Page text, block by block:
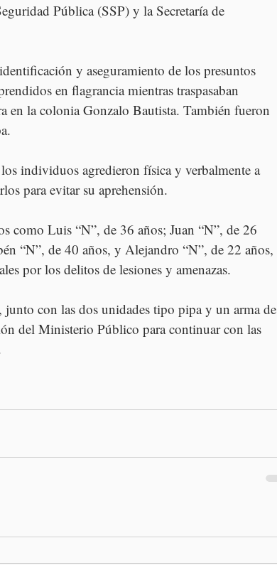
Pública (SSP) y la Secretaría de
y aseguramiento de los presuntos
en flagrancia mientras traspasaban
en la colonia Gonzalo Bautista. También fueron
individuos agredieron física y verbalmente a
para evitar su aprehensión.
como Luis “N”, de 36 años; Juan “N”, de 26
“N”, de 40 años, y Alejandro “N”, de 22 años,
por los delitos de lesiones y amenazas.
junto con las dos unidades tipo pipa y un arma de
del Ministerio Público para continuar con las